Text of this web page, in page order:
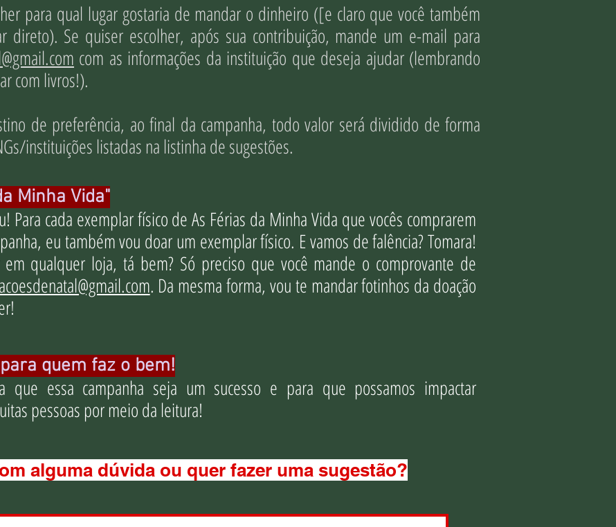
para qual lugar gostaria de mandar o dinheiro ([e claro que você também
direto). Se quiser escolher, após sua contribuição, mande um e-mail para
com as informações da instituição que deseja ajudar (lembrando
com livros!).
de preferência, ao final da campanha, todo valor será dividido de forma
instituições listadas na listinha de sugestões.
Minha Vida"
Para cada exemplar físico de As Férias da Minha Vida que vocês comprarem
eu também vou doar um exemplar físico. E vamos de falência? Tomara!
qualquer loja, tá bem? Só preciso que você mande o comprovante de
. Da mesma forma, vou te mandar fotinhos da doação
quem faz o bem!
que essa campanha seja um sucesso e para que possamos impactar
pessoas por meio da leitura!
alguma dúvida ou quer fazer uma sugestão?